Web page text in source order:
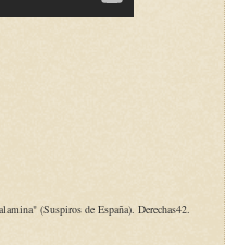
(Suspiros de España). Derechas42.